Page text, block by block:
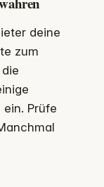
deine
zum
ein. Prüfe